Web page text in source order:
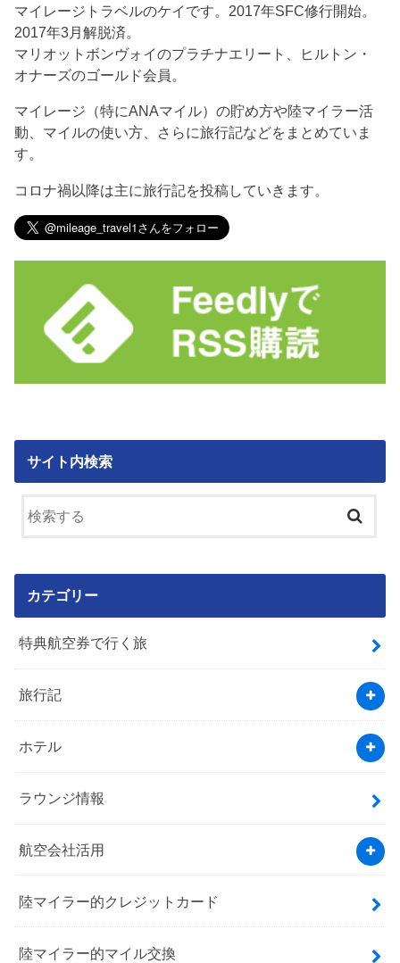
マイレージトラベルのケイです。2017年SFC修行開始。
2017年3月解脱済。
マリオットボンヴォイのプラチナエリート、ヒルトン・
オナーズのゴールド会員。
マイレージ（特にANAマイル）の貯め方や陸マイラー活
動、マイルの使い方、さらに旅行記などをまとめていま
す。
コロナ禍以降は主に旅行記を投稿していきます。
サイト内検索
カテゴリー
特典航空券で行く旅
旅行記
ホテル
ラウンジ情報
航空会社活用
陸マイラー的クレジットカード
陸マイラー的マイル交換